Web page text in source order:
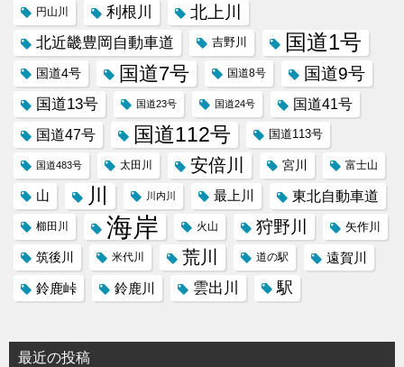
円山川 利根川 北上川
北近畿豊岡自動車道 吉野川 国道1号
国道4号 国道7号 国道8号 国道9号
国道13号 国道23号 国道24号 国道41号
国道47号 国道112号 国道113号
国道483号 太田川 安倍川 宮川 富士山
山 川 川内川 最上川 東北自動車道
櫛田川 海岸 火山 狩野川 矢作川
筑後川 米代川 荒川 道の駅
遠賀川
鈴鹿峠
鈴鹿川 雲出川 駅
最近の投稿